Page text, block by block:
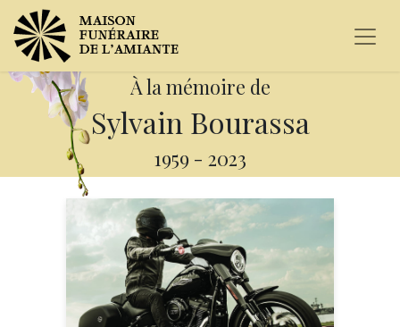
À la mémoire de
Sylvain Bourassa
1959 - 2023